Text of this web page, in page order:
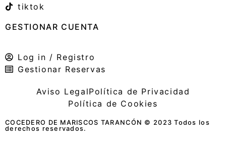
tiktok
GESTIONAR CUENTA
Log in / Registro
Gestionar Reservas
Aviso LegalPolítica de Privacidad
Política de Cookies
COCEDERO DE MARISCOS TARANCÓN © 2023 Todos los
derechos reservados.